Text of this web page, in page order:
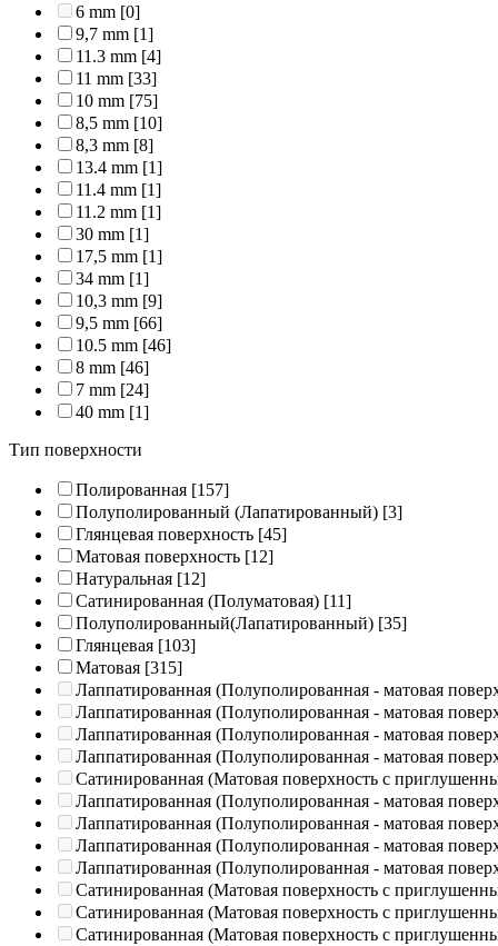
6 mm [0]
9,7 mm [1]
11.3 mm [4]
11 mm [33]
10 mm [75]
8,5 mm [10]
8,3 mm [8]
13.4 mm [1]
11.4 mm [1]
11.2 mm [1]
30 mm [1]
17,5 mm [1]
34 mm [1]
10,3 mm [9]
9,5 mm [66]
10.5 mm [46]
8 mm [46]
7 mm [24]
40 mm [1]
Тип поверхности
Полированная [157]
Полуполированный (Лапатированный) [3]
Глянцевая поверхность [45]
Матовая поверхность [12]
Натуральная [12]
Сатинированная (Полуматовая) [11]
Полуполированный(Лапатированный) [35]
Глянцевая [103]
Матовая [315]
Лаппатированная (Полуполированная - матовая
Лаппатированная (Полуполированная - матовая
Лаппатированная (Полуполированная - матовая
Лаппатированная (Полуполированная - матовая
Сатинированная (Матовая поверхность с
Лаппатированная (Полуполированная - матовая
Лаппатированная (Полуполированная - матовая
Лаппатированная (Полуполированная - матовая
Лаппатированная (Полуполированная - матовая
Сатинированная (Матовая поверхность с
Сатинированная (Матовая поверхность с
Сатинированная (Матовая поверхность с